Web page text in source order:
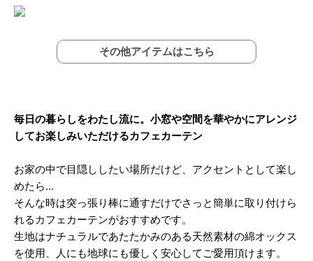
その他アイテムはこちら
毎日の暮らしをわたし流に。小窓や空間を華やかにアレンジ
してお楽しみいただけるカフェカーテン
お家の中で目隠ししたい場所だけど、アクセントとして楽し
めたら…
そんな時は突っ張り棒に通すだけでさっと簡単に取り付けら
れるカフェカーテンがおすすめです。
生地はナチュラルであたたかみのある天然素材の綿オックス
を使用、人にも地球にも優しく安心してご愛用頂けます。